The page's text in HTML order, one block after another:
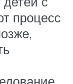
процесс